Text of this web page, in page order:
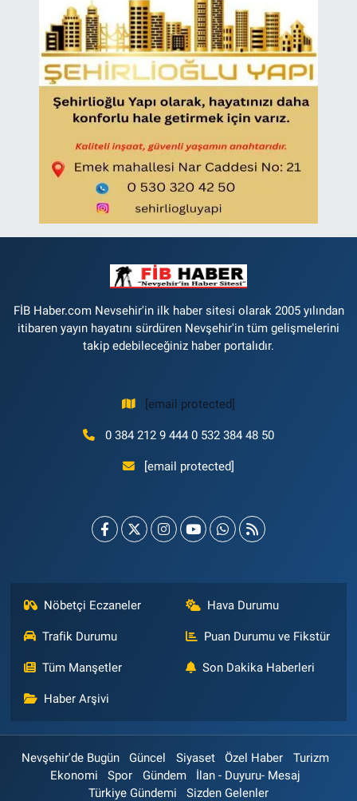
FİB Haber.com Nevsehir'in ilk haber sitesi olarak 2005 yılından
itibaren yayın hayatını sürdüren Nevşehir'in tüm gelişmelerini
takip edebileceğiniz haber portalıdır.
[email protected]
0 384 212 9 444 0 532 384 48 50
[email protected]
Nöbetçi Eczaneler Hava Durumu
Trafik Durumu Puan Durumu ve Fikstür
Tüm Manşetler Son Dakika Haberleri
Haber Arşivi
Nevşehir'de Bugün Güncel Siyaset Özel Haber
Turizm
Ekonomi
Spor Gündem
İlan - Duyuru- Mesaj
Türkiye Gündemi
Sizden Gelenler